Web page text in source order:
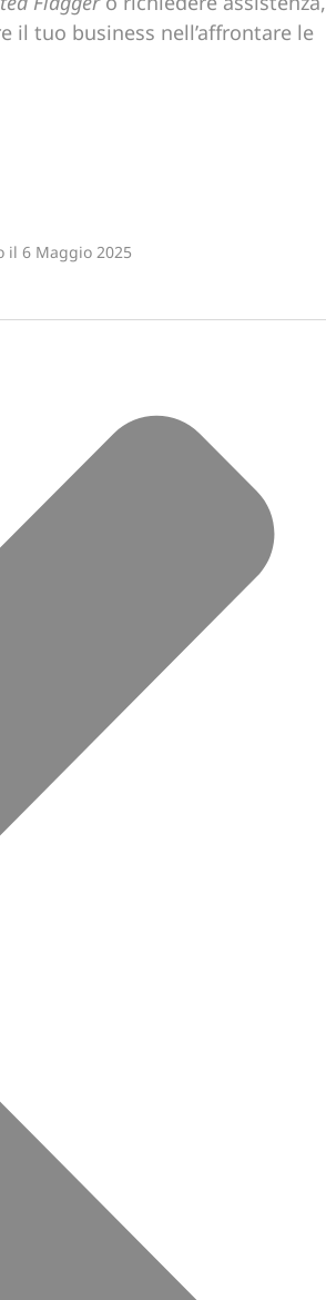
tuo business nell’affrontare le
il 6 Maggio 2025